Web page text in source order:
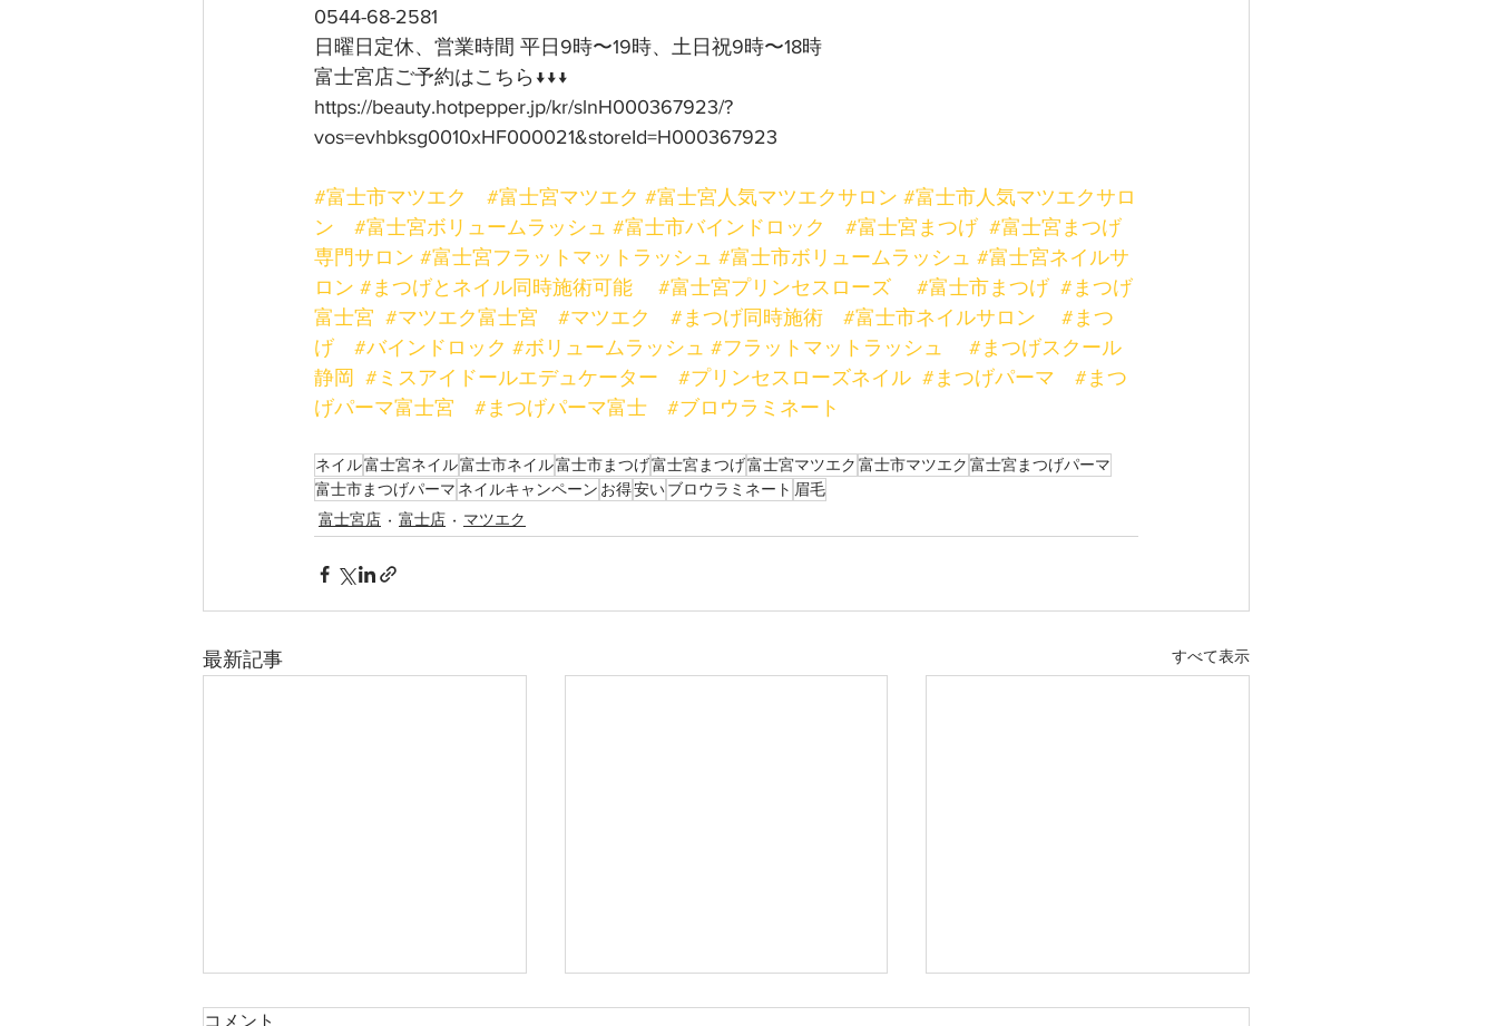
0544-68-2581
日曜日定休、営業時間 平日9時〜19時、土日祝9時〜18時
富士宮店ご予約はこちら↓↓↓
https://beauty.hotpepper.jp/kr/slnH000367923/?
vos=evhbksg0010xHF000021&storeId=H000367923
#富士市マツエク #富士宮マツエク #富士宮人気マツエクサロン #富士市人気マツエクサロ
ン
#富士宮ボリュームラッシュ #富士市バインドロック #富士宮まつげ #富士宮まつげ
専門サロン #富士宮フラットマットラッシュ #富士市ボリュームラッシュ #富士宮ネイルサ
ロン #まつげとネイル同時施術可能 #富士宮プリンセスローズ #富士市まつげ #まつげ
富士宮 #マツエク富士宮 #マツエク #まつげ同時施術 #富士市ネイルサロン
#まつ
げ
#バインドロック #ボリュームラッシュ #フラットマットラッシュ
#まつげスクール
静岡
#ミスアイドールエデュケーター #プリンセスローズネイル #まつげパーマ
#まつ
げパーマ富士宮
#まつげパーマ富士 #ブロウラミネート
ネイル富士宮ネイル富士市ネイル富士市まつげ富士宮まつげ富士宮マツエク 富士市マツエク 富士宮まつげパーマ
富士市まつげパーマ ネイルキャンペーン お得安いブロウラミネート 眉毛
富士宮店
富士店 マツエク
最新記事 すべて表示
コメント